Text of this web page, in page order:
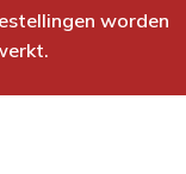
worden